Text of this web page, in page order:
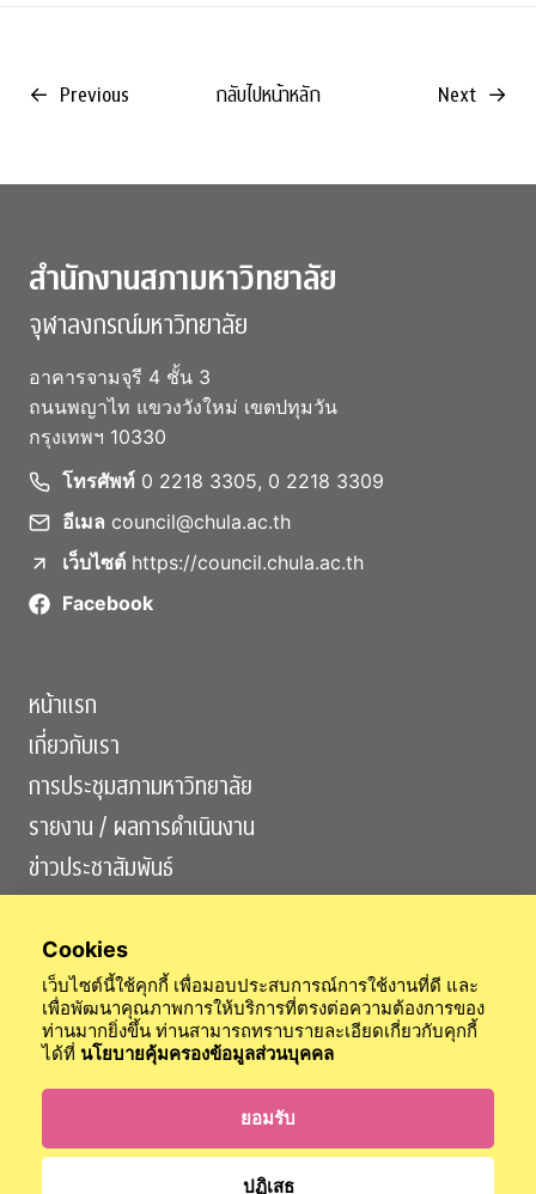
← Previous กลับไปหน้าหลัก Next →
สำนักงานสภามหาวิทยาลัย
จุฬาลงกรณ์มหาวิทยาลัย
อาคารจามจุรี 4 ชั้น 3
ถนนพญาไท แขวงวังใหม่ เขตปทุมวัน
กรุงเทพฯ 10330
โทรศัพท์ 0 2218 3305, 0 2218 3309
อีเมล council@chula.ac.th
เว็บไซต์ https://council.chula.ac.th
Facebook
หน้าแรก
เกี่ยวกับเรา
การประชุมสภามหาวิทยาลัย
รายงาน / ผลการดำเนินงาน
ข่าวประชาสัมพันธ์
สำนักงานสภามหาวิทยาลัย สำนักตรวจสอบ
สำนักกิจการวุฒยาจารย์
ข้อบังคับจุฬาฯ
นโยบายการคุ้มครองข้อมูลส่วนบุคคล
เข้าสู่ระบบ
Cookies
เว็บไซต์นี้ใช้คุกกี้ เพื่อมอบประสบการณ์การใช้งานที่ดี และ
เพื่อพัฒนาคุณภาพการให้บริการที่ตรงต่อความต้องการของ
ท่านมากยิ่งขึ้น ท่านสามารถทราบรายละเอียดเกี่ยวกับคุกกี้
ได้ที่ นโยบายคุ้มครองข้อมูลส่วนบุคคล
ยอมรับ
ปฏิเสธ